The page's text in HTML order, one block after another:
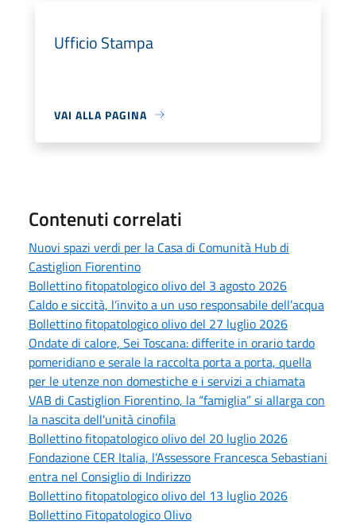
Ufficio Stampa
VAI ALLA PAGINA
Contenuti correlati
Nuovi spazi verdi per la Casa di Comunità Hub di
Castiglion Fiorentino
Bollettino fitopatologico olivo del 3 agosto 2026
Caldo e siccità, l’invito a un uso responsabile dell’acqua
Bollettino fitopatologico olivo del 27 luglio 2026
Ondate di calore, Sei Toscana: differite in orario tardo
pomeridiano e serale la raccolta porta a porta, quella
per le utenze non domestiche e i servizi a chiamata
VAB di Castiglion Fiorentino, la “famiglia” si allarga con
la nascita dell'unità cinofila
Bollettino fitopatologico olivo del 20 luglio 2026
Fondazione CER Italia, l’Assessore Francesca Sebastiani
entra nel Consiglio di Indirizzo
Bollettino fitopatologico olivo del 13 luglio 2026
Bollettino Fitopatologico Olivo